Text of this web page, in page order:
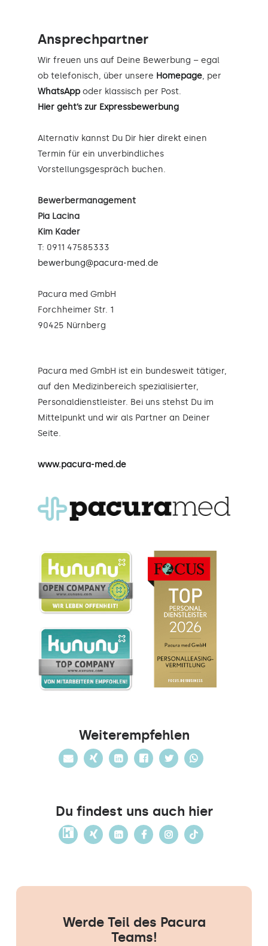
Ansprechpartner
Wir freuen uns auf Deine Bewerbung – egal
ob telefonisch, über unsere Homepage, per
WhatsApp oder klassisch per Post.
Hier geht’s zur Expressbewerbung
Alternativ kannst Du Dir hier direkt einen
Termin für ein unverbindliches
Vorstellungsgespräch buchen.
Bewerbermanagement
Pia Lacina
Kim Kader
T: 0911 47585333
bewerbung@pacura-med.de
Pacura med GmbH
Forchheimer Str. 1
90425 Nürnberg
Pacura med GmbH ist ein bundesweit tätiger,
auf den Medizinbereich spezialisierter,
Personaldienstleister. Bei uns stehst Du im
Mittelpunkt und wir als Partner an Deiner
Seite.
www.pacura-med.de
Weiterempfehlen
Du findest uns auch hier
Werde Teil des Pacura
Teams!